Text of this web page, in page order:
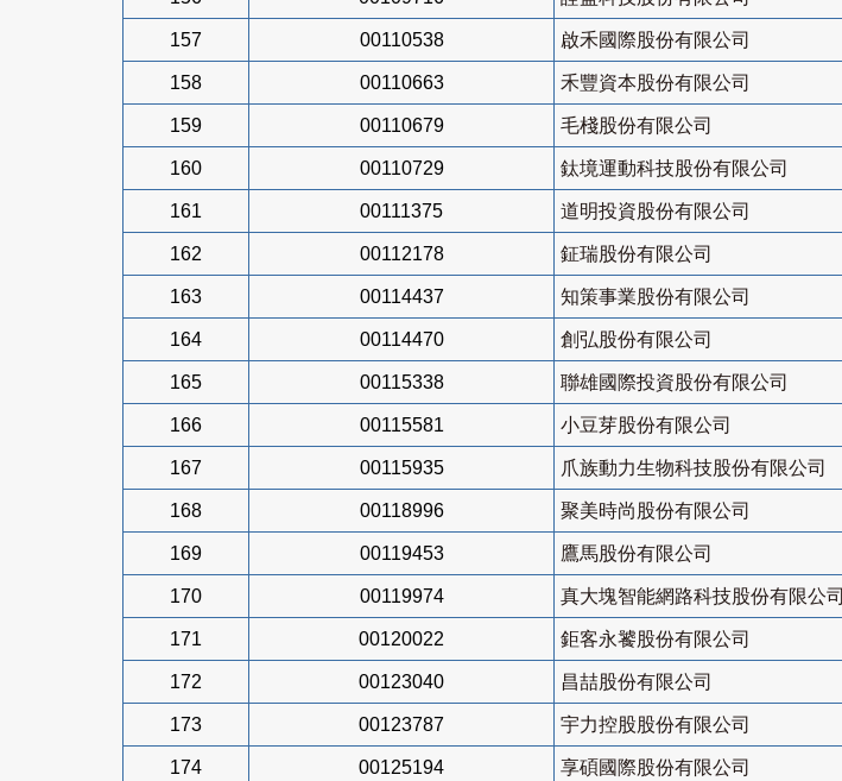
157 00110538 啟禾國際股份有限公司
158 00110663 禾豐資本股份有限公司
159 00110679 毛棧股份有限公司
160 00110729 鈦境運動科技股份有限公司
161 00111375 道明投資股份有限公司
162 00112178 鉦瑞股份有限公司
163 00114437 知策事業股份有限公司
164 00114470 創弘股份有限公司
165 00115338 聯雄國際投資股份有限公司
166 00115581 小豆芽股份有限公司
167 00115935 爪族動力生物科技股份有限公司
168 00118996 聚美時尚股份有限公司
169 00119453 鷹馬股份有限公司
170 00119974 真大塊智能網路科技股份有限公司
171 00120022 鉅客永饕股份有限公司
172 00123040 昌喆股份有限公司
173 00123787 宇力控股股份有限公司
174 00125194 享碩國際股份有限公司